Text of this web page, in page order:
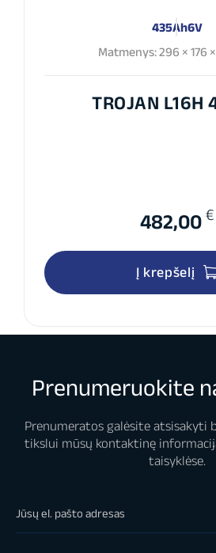
435Ah6V
Matmenys: 296 × 176
TROJAN
482,00 €
Į krepšelį
Prenumeruokite
Prenumeratos galėsite atsisakyti
tikslui mūsų kontaktinę
taisyklėse.